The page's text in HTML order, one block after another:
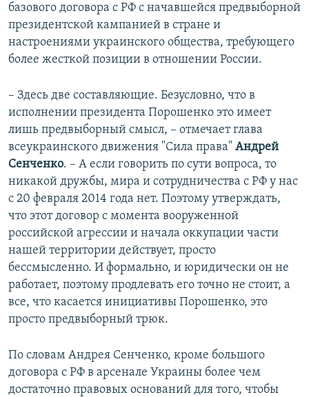
базового договора с РФ с начавшейся предвыборной
президентской кампанией в стране и
настроениями украинского общества, требующего
более жесткой позиции в отношении России.
– Здесь две составляющие. Безусловно, что в
исполнении президента Порошенко это имеет
лишь предвыборный смысл, – отмечает глава
всеукраинского движения "Сила права" Андрей
Сенченко. – А если говорить по сути вопроса, то
никакой дружбы, мира и сотрудничества с РФ у нас
с 20 февраля 2014 года нет. Поэтому утверждать,
что этот договор с момента вооруженной
российской агрессии и начала оккупации части
нашей территории действует, просто
бессмысленно. И формально, и юридически он не
работает, поэтому продлевать его точно не стоит, а
все, что касается инициативы Порошенко, это
просто предвыборный трюк.
По словам Андрея Сенченко, кроме большого
договора с РФ в арсенале Украины более чем
достаточно правовых оснований для того, чтобы